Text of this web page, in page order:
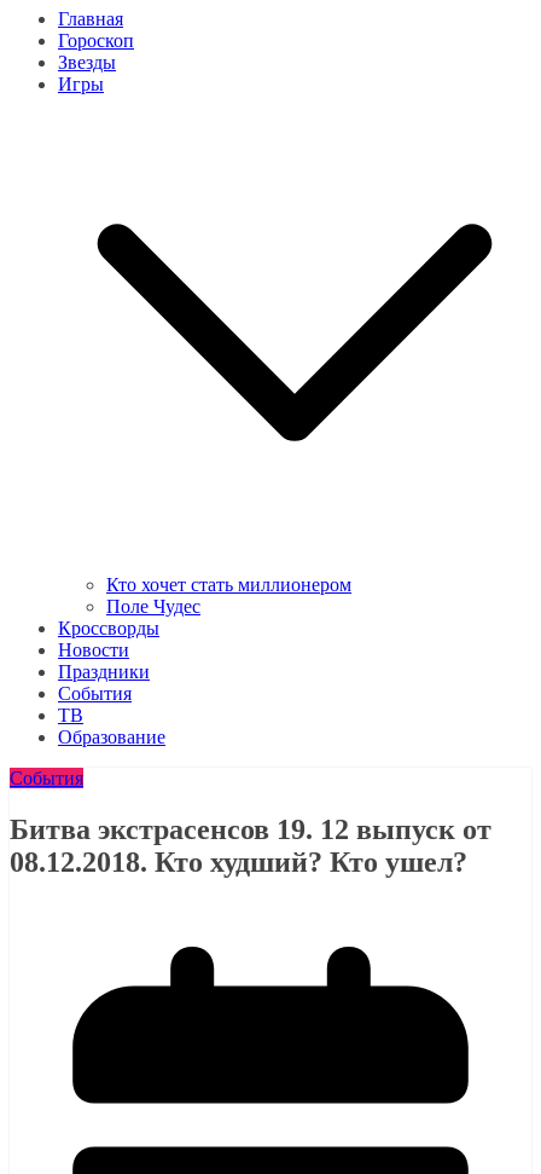
Главная
Гороскоп
Звезды
Игры
Кто хочет стать миллионером
Поле Чудес
Кроссворды
Новости
Праздники
События
ТВ
Образование
События
Битва экстрасенсов 19. 12 выпуск от
08.12.2018. Кто худший? Кто ушел?